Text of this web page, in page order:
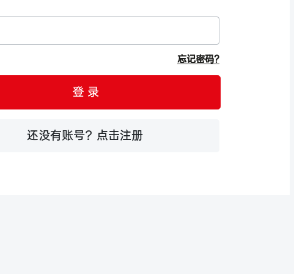
忘记密码?
登 录
还没有账号？点击注册